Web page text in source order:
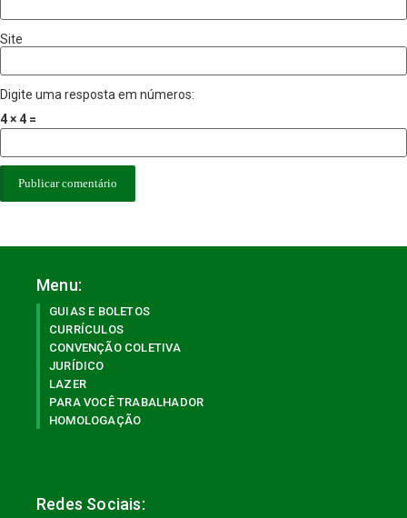
Site
Digite uma resposta em números:
4 × 4 =
Menu:
GUIAS E BOLETOS
CURRÍCULOS
CONVENÇÃO COLETIVA
JURÍDICO
LAZER
PARA VOCÊ TRABALHADOR
HOMOLOGAÇÃO
Redes Sociais: